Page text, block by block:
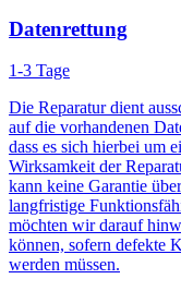
Datenrettung
1-3 Tage
Die Reparatur dient
auf die vorhandenen
dass es sich hierbei um
Wirksamkeit der
kann keine Garantie
langfristige
möchten wir darauf
können, sofern defekte
werden müssen.